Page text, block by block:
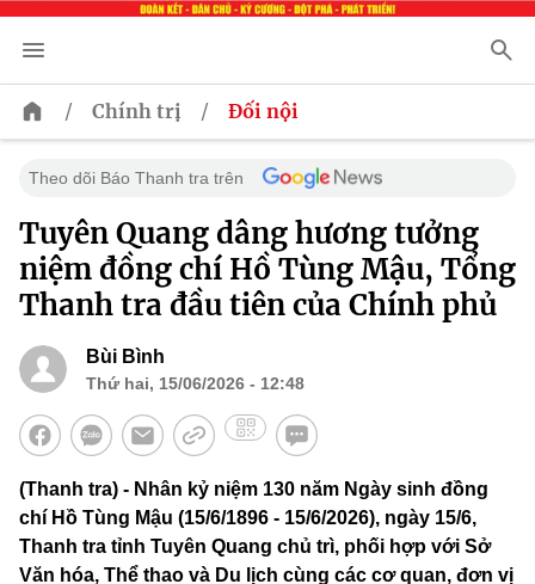
/ Chính trị / Đối nội
Theo dõi Báo Thanh tra trên
Tuyên Quang dâng hương tưởng
niệm đồng chí Hồ Tùng Mậu, Tổng
Thanh tra đầu tiên của Chính phủ
Bùi Bình
Thứ hai, 15/06/2026 - 12:48
(Thanh tra) - Nhân kỷ niệm 130 năm Ngày sinh đồng
chí Hồ Tùng Mậu (15/6/1896 - 15/6/2026), ngày 15/6,
Thanh tra tỉnh Tuyên Quang chủ trì, phối hợp với Sở
Văn hóa, Thể thao và Du lịch cùng các cơ quan, đơn vị